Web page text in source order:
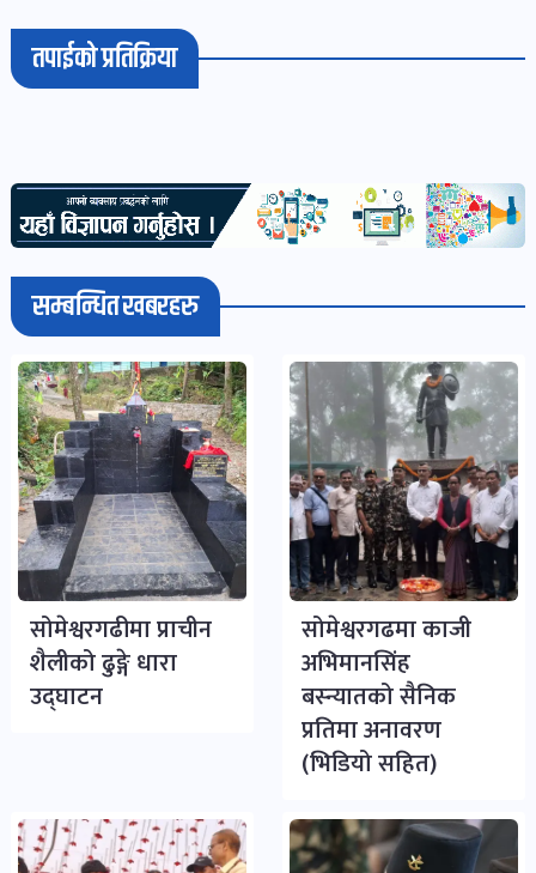
तपाईको प्रतिक्रिया
सम्बन्धित खबरहरु
सोमेश्वरगढीमा प्राचीन
शैलीको ढुङ्गे धारा
उद्घाटन
सोमेश्वरगढमा काजी
अभिमानसिंह
बस्न्यातको सैनिक
प्रतिमा अनावरण
(भिडियो सहित)